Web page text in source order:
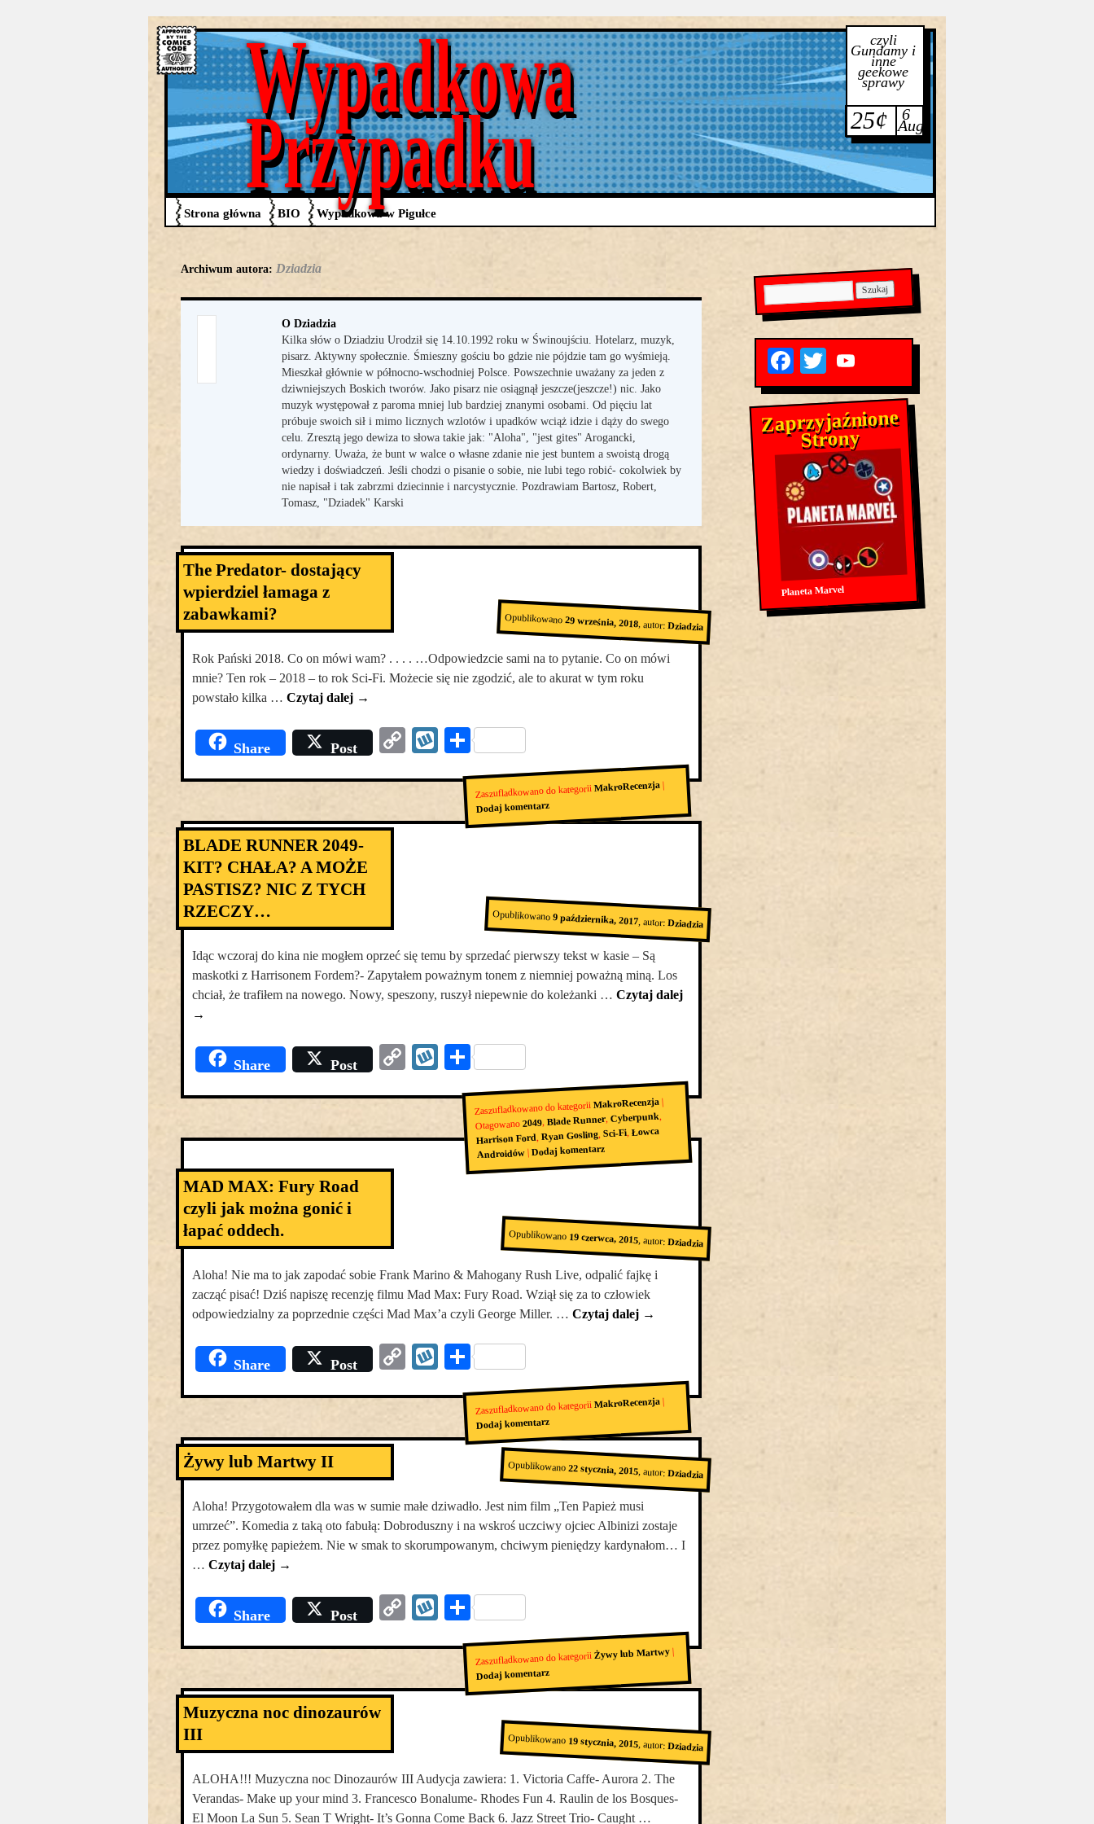
Wypadkowa
Przypadku
czyli
Gundamy i
inne
geekowe
sprawy
25¢ 6
Aug
Strona główna BIO Wypadkowa w Pigułce
Archiwum autora: Dziadzia
O Dziadzia
Kilka słów o Dziadziu Urodził się 14.10.1992 roku w Świnoujściu. Hotelarz, muzyk,
pisarz. Aktywny społecznie. Śmieszny gościu bo gdzie nie pójdzie tam go wyśmieją.
Mieszkał głównie w północno-wschodniej Polsce. Powszechnie uważany za jeden z
dziwniejszych Boskich tworów. Jako pisarz nie osiągnął jeszcze(jeszcze!) nic. Jako
muzyk występował z paroma mniej lub bardziej znanymi osobami. Od pięciu lat
próbuje swoich sił i mimo licznych wzlotów i upadków wciąż idzie i dąży do swego
celu. Zresztą jego dewiza to słowa takie jak: "Aloha", "jest gites" Arogancki,
ordynarny. Uważa, że bunt w walce o własne zdanie nie jest buntem a swoistą drogą
wiedzy i doświadczeń. Jeśli chodzi o pisanie o sobie, nie lubi tego robić- cokolwiek by
nie napisał i tak zabrzmi dziecinnie i narcystycznie. Pozdrawiam Bartosz, Robert,
Tomasz, "Dziadek" Karski
The Predator- dostający
wpierdziel łamaga z
zabawkami?
Opublikowano29 września, 2018,autor:Dziadzia
Rok Pański 2018. Co on mówi wam? . . . . …Odpowiedzcie sami na to pytanie. Co on mówi
mnie? Ten rok – 2018 – to rok Sci-Fi. Możecie się nie zgodzić, ale to akurat w tym roku
powstało kilka … Czytaj dalej →
Share Post
CopyWykop
Podziel
się
Zaszufladkowano do kategoriiMakroRecenzja |
Dodaj komentarz
BLADE RUNNER 2049-
KIT? CHAŁA? A MOŻE
PASTISZ? NIC Z TYCH
RZECZY…
Opublikowano9 października, 2017,autor:Dziadzia
Idąc wczoraj do kina nie mogłem oprzeć się temu by sprzedać pierwszy tekst w kasie – Są
maskotki z Harrisonem Fordem?- Zapytałem poważnym tonem z niemniej poważną miną. Los
chciał, że trafiłem na nowego. Nowy, speszony, ruszył niepewnie do koleżanki … Czytaj dalej
→
Share Post
CopyWykop
Podziel
się
Zaszufladkowano do kategoriiMakroRecenzja |
Otagowano2049, Blade Runner, Cyberpunk,
Harrison Ford, Ryan Gosling, Sci-Fi, Łowca
Androidów | Dodaj komentarz
MAD MAX: Fury Road
czyli jak można gonić i
łapać oddech.
Opublikowano 19 czerwca, 2015,autor:Dziadzia
Aloha! Nie ma to jak zapodać sobie Frank Marino & Mahogany Rush Live, odpalić fajkę i
zacząć pisać! Dziś napiszę recenzję filmu Mad Max: Fury Road. Wziął się za to człowiek
odpowiedzialny za poprzednie części Mad Max’a czyli George Miller. … Czytaj dalej →
Share Post
CopyWykop
Podziel
się
Zaszufladkowano do kategoriiMakroRecenzja |
Dodaj komentarz
Żywy lub Martwy II Opublikowano22 stycznia, 2015,autor:Dziadzia
Aloha! Przygotowałem dla was w sumie małe dziwadło. Jest nim film „Ten Papież musi
umrzeć”. Komedia z taką oto fabułą: Dobroduszny i na wskroś uczciwy ojciec Albinizi zostaje
przez pomyłkę papieżem. Nie w smak to skorumpowanym, chciwym pieniędzy kardynałom… I
… Czytaj dalej →
Share Post
CopyWykop
Podziel
się
Zaszufladkowano do kategoriiŻywy lub Martwy |
Dodaj komentarz
Muzyczna noc dinozaurów
III
Opublikowano 19 stycznia, 2015,autor:Dziadzia
ALOHA!!! Muzyczna noc Dinozaurów III Audycja zawiera: 1. Victoria Caffe- Aurora 2. The
Verandas- Make up your mind 3. Francesco Bonalume- Rhodes Fun 4. Raulin de los Bosques-
El Moon La Sun 5. Sean T Wright- It’s Gonna Come Back 6. Jazz Street Trio- Caught …
Facebook
TwitterYouTube
Zaprzyjaźnione
Strony
Planeta Marvel